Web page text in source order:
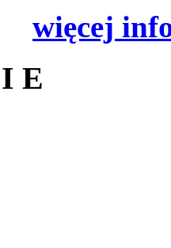
więcej
E